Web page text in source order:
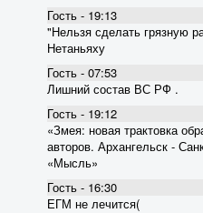
Гость - 19:13
"Нельзя сделать грязную
Нетаньяху
Гость - 07:53
Лишний состав ВС РФ .
Гость - 19:12
«Змея: новая трактовка
авторов. Архангельск -
«Мысль»
Гость - 16:30
ЕГМ не лечится(